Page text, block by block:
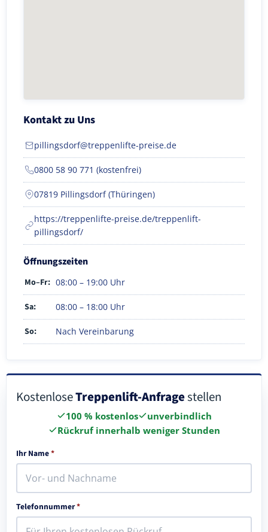
Kontakt zu Uns
pillingsdorf@treppenlifte-preise.de
0800 58 90 771 (kostenfrei)
07819 Pillingsdorf (Thüringen)
https://treppenlifte-preise.de/treppenlift-
pillingsdorf/
Öffnungszeiten
Mo–Fr: 08:00 – 19:00 Uhr
Sa: 08:00 – 18:00 Uhr
So: Nach Vereinbarung
KostenloseTreppenlift-Anfragestellen
100 % kostenlos
unverbindlich
Rückruf innerhalb weniger Stunden
Ihr Name*
Telefonnummer*